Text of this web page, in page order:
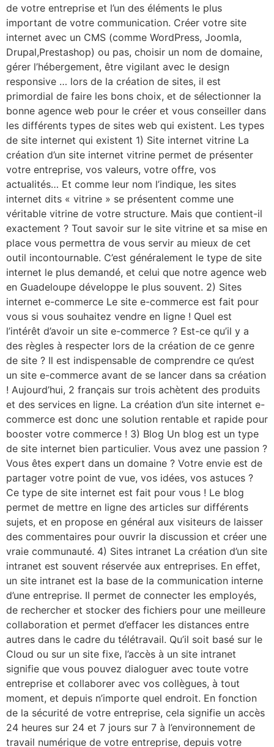
de votre entreprise et l’un des éléments le plus
important de votre communication. Créer votre site
internet avec un CMS (comme WordPress, Joomla,
Drupal,Prestashop) ou pas, choisir un nom de domaine,
gérer l’hébergement, être vigilant avec le design
responsive … lors de la création de sites, il est
primordial de faire les bons choix, et de sélectionner la
bonne agence web pour le créer et vous conseiller dans
les différents types de sites web qui existent. Les types
de site internet qui existent 1) Site internet vitrine La
création d’un site internet vitrine permet de présenter
votre entreprise, vos valeurs, votre offre, vos
actualités… Et comme leur nom l’indique, les sites
internet dits « vitrine » se présentent comme une
véritable vitrine de votre structure. Mais que contient-il
exactement ? Tout savoir sur le site vitrine et sa mise en
place vous permettra de vous servir au mieux de cet
outil incontournable. C’est généralement le type de site
internet le plus demandé, et celui que notre agence web
en Guadeloupe développe le plus souvent. 2) Sites
internet e-commerce Le site e-commerce est fait pour
vous si vous souhaitez vendre en ligne ! Quel est
l’intérêt d’avoir un site e-commerce ? Est-ce qu’il y a
des règles à respecter lors de la création de ce genre
de site ? Il est indispensable de comprendre ce qu’est
un site e-commerce avant de se lancer dans sa création
! Aujourd’hui, 2 français sur trois achètent des produits
et des services en ligne. La création d’un site internet e-
commerce est donc une solution rentable et rapide pour
booster votre commerce ! 3) Blog Un blog est un type
de site internet bien particulier. Vous avez une passion ?
Vous êtes expert dans un domaine ? Votre envie est de
partager votre point de vue, vos idées, vos astuces ?
Ce type de site internet est fait pour vous ! Le blog
permet de mettre en ligne des articles sur différents
sujets, et en propose en général aux visiteurs de laisser
des commentaires pour ouvrir la discussion et créer une
vraie communauté. 4) Sites intranet La création d’un site
intranet est souvent réservée aux entreprises. En effet,
un site intranet est la base de la communication interne
d’une entreprise. Il permet de connecter les employés,
de rechercher et stocker des fichiers pour une meilleure
collaboration et permet d’effacer les distances entre
autres dans le cadre du télétravail. Qu’il soit basé sur le
Cloud ou sur un site fixe, l’accès à un site intranet
signifie que vous pouvez dialoguer avec toute votre
entreprise et collaborer avec vos collègues, à tout
moment, et depuis n’importe quel endroit. En fonction
de la sécurité de votre entreprise, cela signifie un accès
24 heures sur 24 et 7 jours sur 7 à l’environnement de
travail numérique de votre entreprise, depuis votre